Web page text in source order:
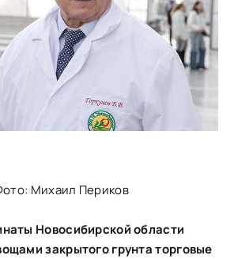
Михаил Периков
Новосибирской области
закрытого грунта торговые